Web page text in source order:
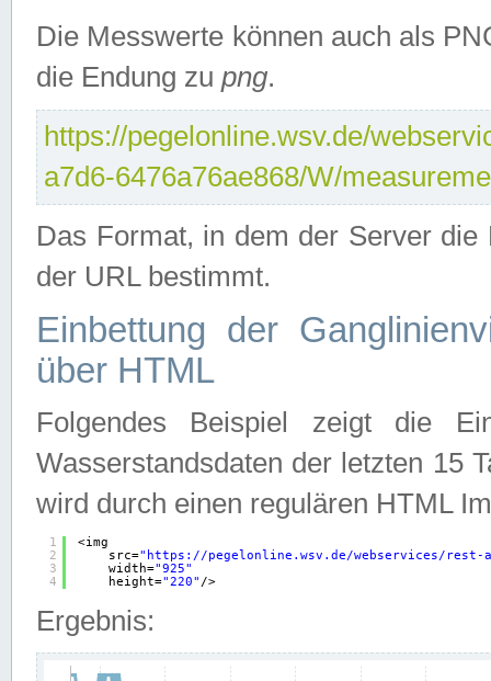
Die Messwerte können auch als
die Endung zu png.
https://pegelonline.wsv.de/
a7d6-6476a76ae868/W/
Das Format, in dem der Server
der URL bestimmt.
Einbettung der
über HTML
Folgendes Beispiel zeigt die
Wasserstandsdaten der letzten 15
wird durch einen regulären HTML
1
2
3
4
<img
src=" https://pegelonline.wsv.de/webservices/rest-
width="925"
height="220" />
Ergebnis: